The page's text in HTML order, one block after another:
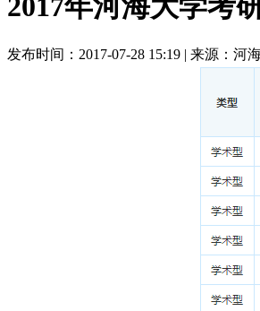
发布时间：2017-07-28 15:19 | 来源：河